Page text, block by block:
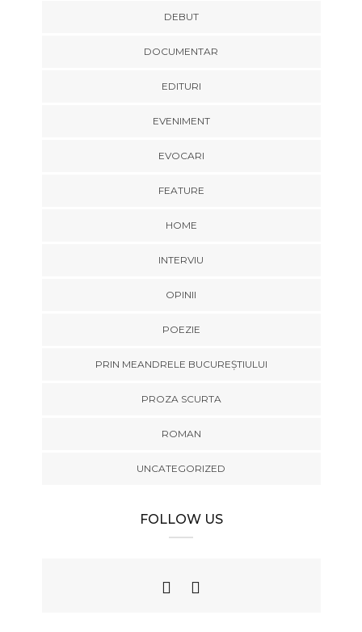
DEBUT
DOCUMENTAR
EDITURI
EVENIMENT
EVOCARI
FEATURE
HOME
INTERVIU
OPINII
POEZIE
PRIN MEANDRELE BUCUREȘTIULUI
PROZA SCURTA
ROMAN
UNCATEGORIZED
FOLLOW US